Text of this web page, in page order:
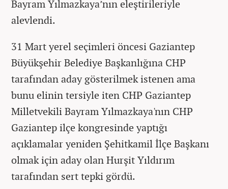
Bayram Yılmazkaya’nın eleştirileriyle
alevlendi.
31 Mart yerel seçimleri öncesi Gaziantep
Büyükşehir Belediye Başkanlığına CHP
tarafından aday gösterilmek istenen ama
bunu elinin tersiyle iten CHP Gaziantep
Milletvekili Bayram Yılmazkaya'nın CHP
Gaziantep ilçe kongresinde yaptığı
açıklamalar yeniden Şehitkamil İlçe Başkanı
olmak için aday olan Hurşit Yıldırım
tarafından sert tepki gördü.